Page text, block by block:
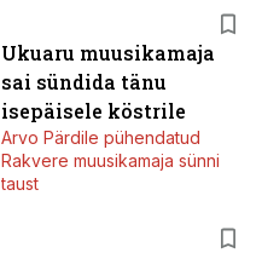
Ukuaru muusikamaja
sai sündida tänu
isepäisele köstrile
Arvo Pärdile pühendatud
Rakvere muusikamaja sünni
taust